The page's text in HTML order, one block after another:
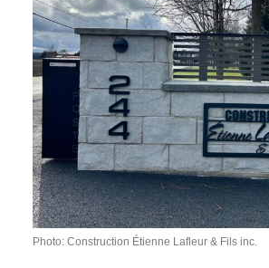
Photo: Construction Étienne Lafleur & Fils inc.